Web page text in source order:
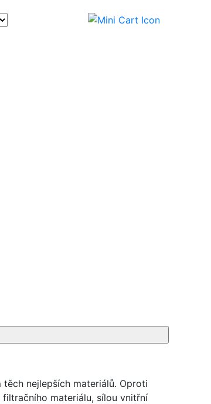
nejlepších materiálů. Oproti
materiálu, sílou vnitřní